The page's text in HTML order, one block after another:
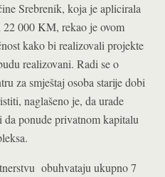
Srebrenik, koja je aplicirala
000 KM, rekao je ovom
kako bi realizovali projekte
realizovani. Radi se o
za smještaj osoba starije dobi
naglašeno je, da urade
ponude privatnom kapitalu
obuhvataju ukupno 7